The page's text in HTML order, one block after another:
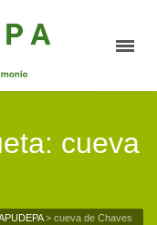
cueva
> cueva de Chaves